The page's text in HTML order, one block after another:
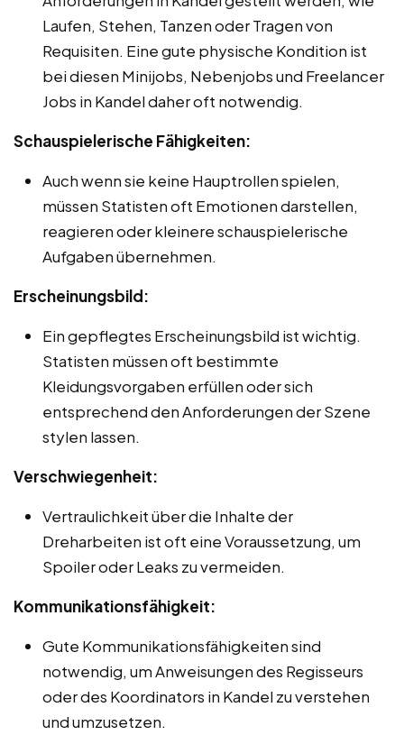
Laufen, Stehen, Tanzen oder Tragen von
Requisiten. Eine gute physische Kondition ist
bei diesen Minijobs, Nebenjobs und Freelancer
Jobs in Kandel daher oft notwendig.
Schauspielerische Fähigkeiten:
Auch wenn sie keine Hauptrollen spielen,
müssen Statisten oft Emotionen darstellen,
reagieren oder kleinere schauspielerische
Aufgaben übernehmen.
Erscheinungsbild:
Ein gepflegtes Erscheinungsbild ist wichtig.
Statisten müssen oft bestimmte
Kleidungsvorgaben erfüllen oder sich
entsprechend den Anforderungen der Szene
stylen lassen.
Verschwiegenheit:
Vertraulichkeit über die Inhalte der
Dreharbeiten ist oft eine Voraussetzung, um
Spoiler oder Leaks zu vermeiden.
Kommunikationsfähigkeit:
Gute Kommunikationsfähigkeiten sind
notwendig, um Anweisungen des Regisseurs
oder des Koordinators in Kandel zu verstehen
und umzusetzen.